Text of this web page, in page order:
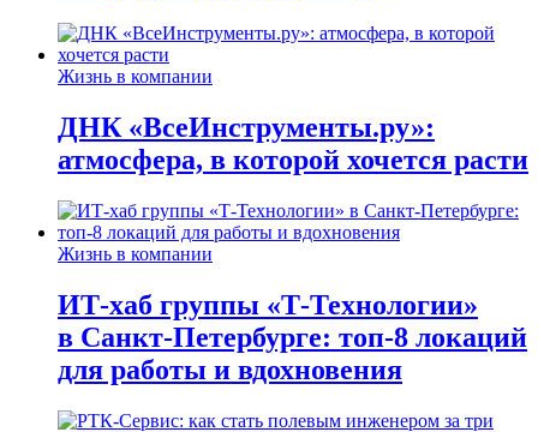
Жизнь в компании
ДНК «ВсеИнструменты.ру»:
атмосфера, в которой хочется расти
Жизнь в компании
ИТ-хаб группы «Т-Технологии»
в Санкт-Петербурге: топ-8 локаций
для работы и вдохновения